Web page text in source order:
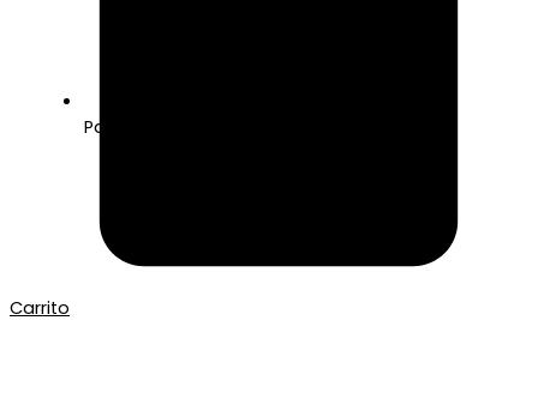
Carrito
Pago seguro con Tarjeta o Bizum